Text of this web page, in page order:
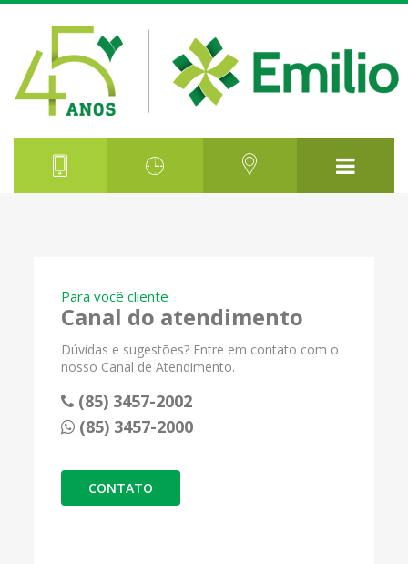
Para você cliente
Canal do atendimento
Dúvidas e sugestões? Entre em contato com o
nosso Canal de Atendimento.
(85) 3457-2002
(85) 3457-2000
CONTATO